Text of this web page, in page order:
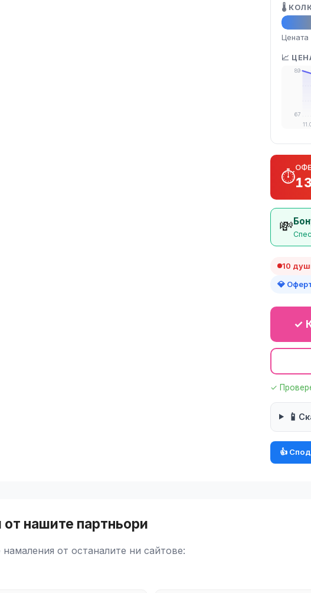
🌡️
👍
Цената
📈
89
67
⏱️
💸
10
💎
✓
✓
📱
👍
нашите партньори
от останалите ни сайтове: